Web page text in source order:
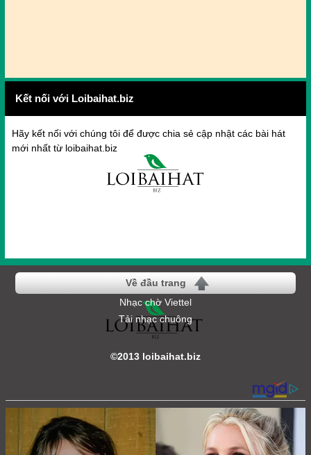
Kết nối với Loibaihat.biz
Hãy kết nối với chúng tôi để được chia sẻ cập nhật các bài hát
mới nhất từ loibaihat.biz
Về đầu trang
Nhạc chờ Viettel
Tải nhạc chuông
©2013 loibaihat.biz